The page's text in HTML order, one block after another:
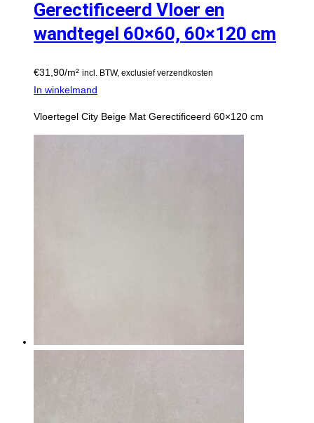
Gerectificeerd Vloer en
wandtegel 60×60, 60×120 cm
€31,90/m² incl. BTW, exclusief verzendkosten
In winkelmand
Vloertegel City Beige Mat Gerectificeerd 60×120 cm